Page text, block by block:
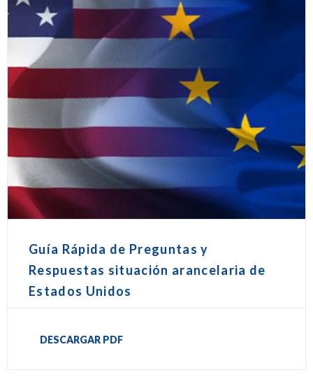
Guía Rápida de Preguntas y
Respuestas situación arancelaria de
Estados Unidos
DESCARGAR PDF